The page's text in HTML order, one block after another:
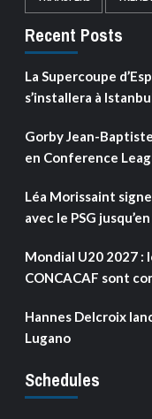
Recent Posts
La Supercoupe
s’installera à
Gorby Jean-
en Conference
Léa Morissaint
avec le PSG
Mondial U20 2027 :
CONCACAF sont
Hannes Delcroix
Lugano
Schedules